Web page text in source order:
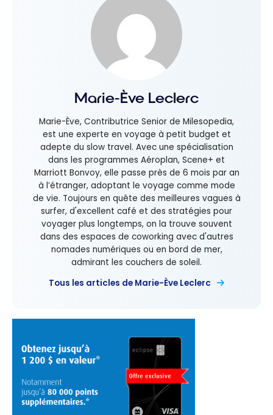
Marie-Ève Leclerc
Marie-Ève, Contributrice Senior de Milesopedia,
est une experte en voyage à petit budget et
adepte du slow travel. Avec une spécialisation
dans les programmes Aéroplan, Scene+ et
Marriott Bonvoy, elle passe près de 6 mois par an
à l’étranger, adoptant le voyage comme mode
de vie. Toujours en quête des meilleures vagues à
surfer, d'excellent café et des stratégies pour
voyager plus longtemps, on la trouve souvent
dans des espaces de coworking avec d'autres
nomades numériques ou en bord de mer,
admirant les couchers de soleil.
Tous les articles de Marie-Ève Leclerc